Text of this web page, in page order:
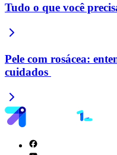
Tudo o que você
Pele com rosácea:
cuidados